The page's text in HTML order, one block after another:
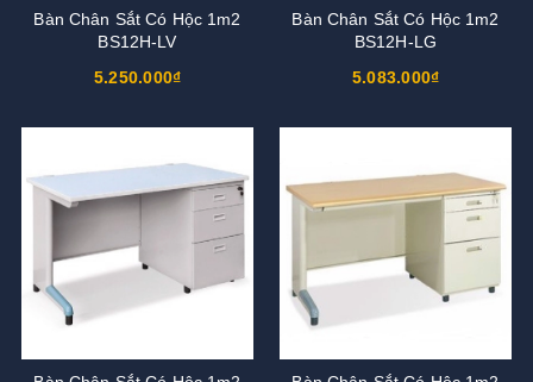
Bàn Chân Sắt Có Hộc 1m2
BS12H-LV
5.250.000₫
Bàn Chân Sắt Có Hộc 1m2
BS12H-LG
5.083.000₫